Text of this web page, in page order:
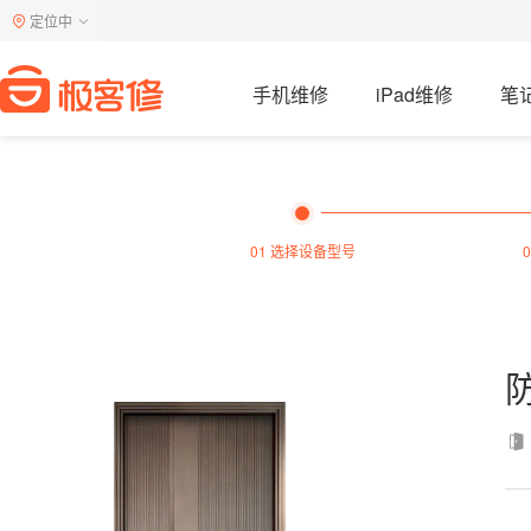
定位中
手机维修 iPad维修 笔
01 选择设备型号